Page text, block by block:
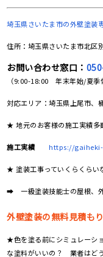
埼玉県さいたま市の外壁塗装
住所：埼玉県さいたま市北区
お問い合わせ窓口：
（9:00-18:00 年末年始/夏季
対応エリア：埼玉県上尾市、
★ 地元のお客様の施工実績多
施工実績 https://
★ 塗装工事っていくらくらい
➡ 一級塗装技能士の屋根、外
外壁塗装の無料見積もり
★色を塗る前にシミュレーシ
な塗料がいいの？ 業者はど